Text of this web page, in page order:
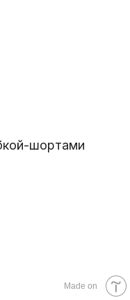
шортами
Made on